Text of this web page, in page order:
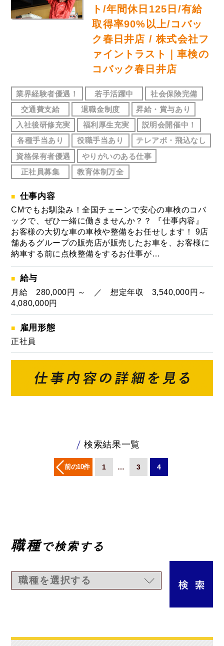
ト/年間休日125日/有給
取得率90%以上/コバッ
ク春日井店 / 株式会社フ
ァイントラスト｜車検の
コバック春日井店
業界経験者優遇！ 若手活躍中
社会保険完備
交通費支給
退職金制度
昇給・賞与あり
入社後研修充実
福利厚生充実
説明会開催中！
各種手当あり
役職手当あり
テレアポ・飛込なし
資格保有者優遇
やりがいのある仕事
正社員募集
教育体制万全
仕事内容
CMでもお馴染み！全国チェーンで安心の車検のコバ
ックで、ぜひ一緒に働きませんか？？ 『仕事内容』
お客様の大切な車の車検や整備をお任せします！ 9店
舗あるグループの販売店が販売したお車を、お客様に
納車する前に点検整備をするお仕事が…
給与
月給 280,000円 ～ ／ 想定年収 3,540,000円～
4,080,000円
雇用形態
正社員
検索結果一覧
前の10件 1 … 3 4
職種で検索する